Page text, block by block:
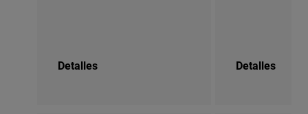
Detalles Detalles